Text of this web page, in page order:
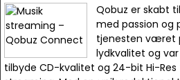
Qobuz er skabt
med passion og
tjenesten været
lydkvalitet og
tilbyde CD-kvalitet og 24-bit Hi-